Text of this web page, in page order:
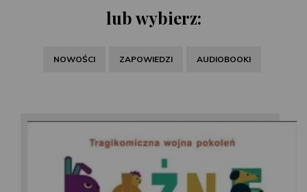
lub wybierz:
NOWOŚCI ZAPOWIEDZI AUDIOBOOKI